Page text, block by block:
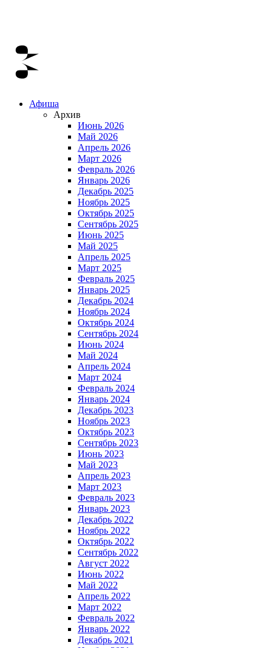
Афиша
Архив
Июнь 2026
Май 2026
Апрель 2026
Март 2026
Февраль 2026
Январь 2026
Декабрь 2025
Ноябрь 2025
Октябрь 2025
Сентябрь 2025
Июнь 2025
Май 2025
Апрель 2025
Март 2025
Февраль 2025
Январь 2025
Декабрь 2024
Ноябрь 2024
Октябрь 2024
Сентябрь 2024
Июнь 2024
Май 2024
Апрель 2024
Март 2024
Февраль 2024
Январь 2024
Декабрь 2023
Ноябрь 2023
Октябрь 2023
Сентябрь 2023
Июнь 2023
Май 2023
Апрель 2023
Март 2023
Февраль 2023
Январь 2023
Декабрь 2022
Ноябрь 2022
Октябрь 2022
Сентябрь 2022
Август 2022
Июнь 2022
Май 2022
Апрель 2022
Март 2022
Февраль 2022
Январь 2022
Декабрь 2021